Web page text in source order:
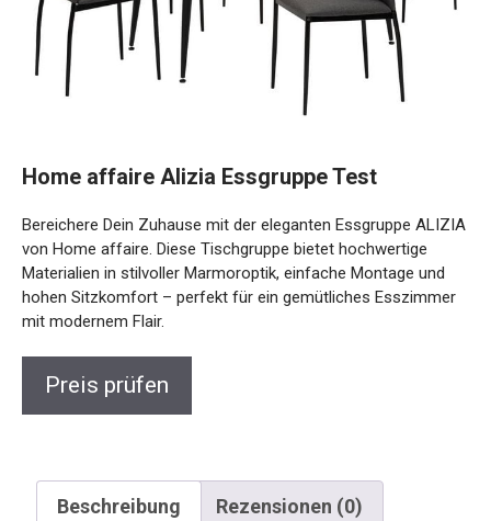
Home affaire Alizia Essgruppe Test
Bereichere Dein Zuhause mit der eleganten Essgruppe ALIZIA
von Home affaire. Diese Tischgruppe bietet hochwertige
Materialien in stilvoller Marmoroptik, einfache Montage und
hohen Sitzkomfort – perfekt für ein gemütliches Esszimmer
mit modernem Flair.
Preis prüfen
Beschreibung Rezensionen (0)